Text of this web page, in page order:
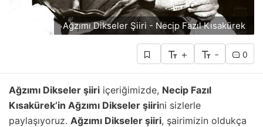
Ağzımı Dikseler Şiiri - Necip Fazıl Kısakürek
+ - 0
Ağzımı Dikseler şiiri içeriğimizde, Necip Fazıl
Kısakürek’in Ağzımı Dikseler şiirini sizlerle
paylaşıyoruz. Ağzımı Dikseler şiiri, şairimizin oldukça